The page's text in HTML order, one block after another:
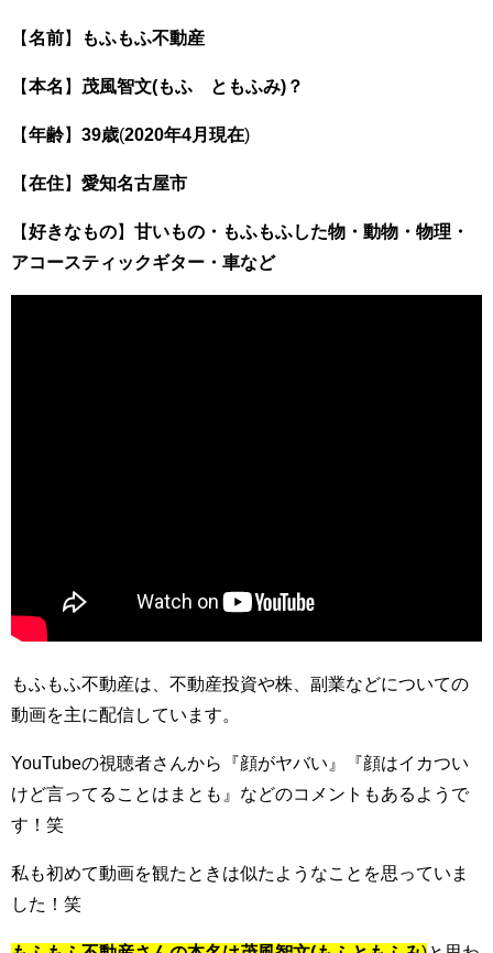
【名前】 もふもふ不動産
【本名 】 茂風智文(もふ ともふみ)？
【年齢】 39歳(2020年4月現在)
【在住】 愛知名古屋市
【好きなもの】 甘いもの・もふもふした物・動物・物理・
アコースティックギター・車など
もふもふ不動産は、不動産投資や株、副業などについての
動画を主に配信しています。
YouTubeの視聴者さんから『顔がヤバい』『顔はイカつい
けど言ってることはまとも』などのコメントもあるようで
す！笑
私も初めて動画を観たときは似たようなことを思っていま
した！笑